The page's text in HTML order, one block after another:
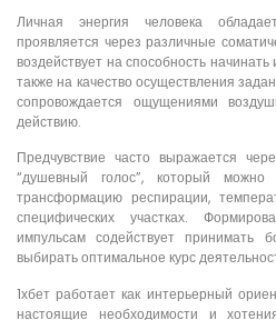
Личная энергия человека
проявляется через различные
воздействует на способность
также на качество осуществления
сопровождается ощущениями
действию.
Предчувствие часто выражается
“душевный голос”, который можно
трансформацию респирации,
специфических участках.
импульсам содействует принимать
выбирать оптимальное курс
1хбет работает как интерьерный
настоящие необходимости и